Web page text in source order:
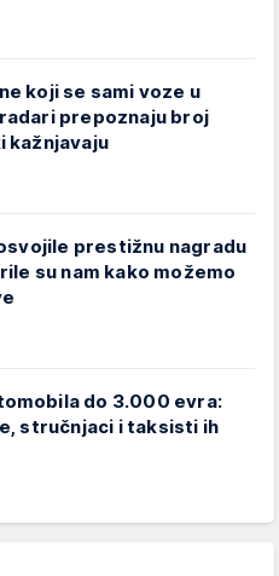
koji se sami voze u
prepoznaju broj
kažnjavaju
prestižnu nagradu
su nam kako možemo
do 3.000 evra:
stručnjaci i taksisti ih